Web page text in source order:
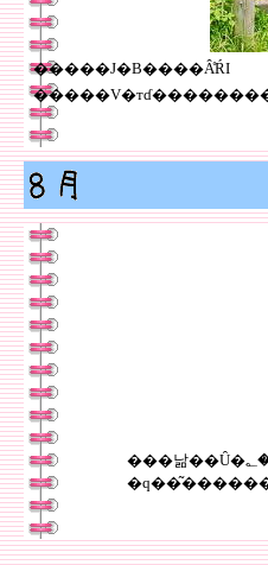
�����J�B����Â̊ŔI
���낢��Ȗ�؂����������ɂ���܂��B�썶